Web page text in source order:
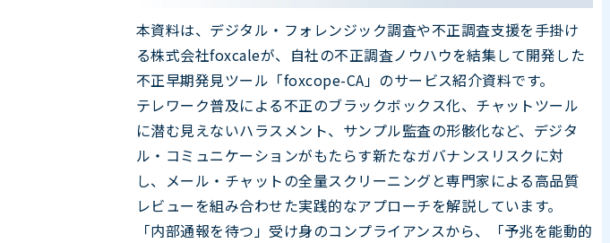
本資料は、デジタル・フォレンジック調査や不正調査支援を手掛け
る株式会社foxcaleが、自社の不正調査ノウハウを結集して開発した
不正早期発見ツール「foxcope-CA」のサービス紹介資料です。
テレワーク普及による不正のブラックボックス化、チャットツール
に潜む見えないハラスメント、サンプル監査の形骸化など、デジタ
ル・コミュニケーションがもたらす新たなガバナンスリスクに対
し、メール・チャットの全量スクリーニングと専門家による高品質
レビューを組み合わせた実践的なアプローチを解説しています。
「内部通報を待つ」受け身のコンプライアンスから、「予兆を能動的